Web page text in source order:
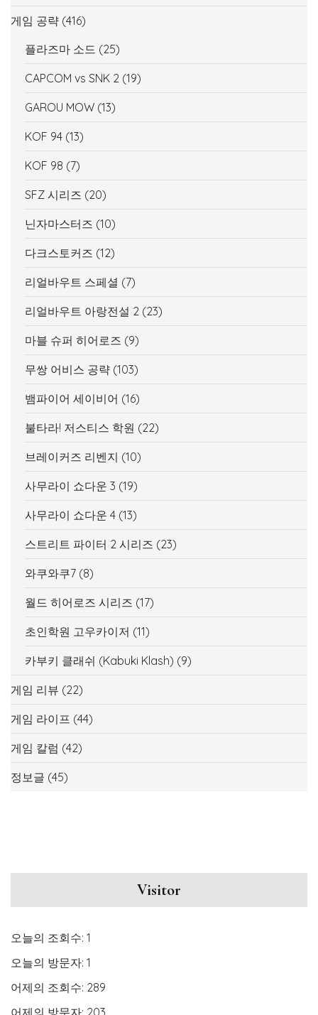
게임 공략 (416)
플라즈마 소드 (25)
CAPCOM vs SNK 2 (19)
GAROU MOW (13)
KOF 94 (13)
KOF 98 (7)
SFZ 시리즈 (20)
닌자마스터즈 (10)
다크스토커즈 (12)
리얼바우트 스페셜 (7)
리얼바우트 아랑전설 2 (23)
마블 슈퍼 히어로즈 (9)
무쌍 어비스 공략 (103)
뱀파이어 세이비어 (16)
불타라! 저스티스 학원 (22)
브레이커즈 리벤지 (10)
사무라이 쇼다운 3 (19)
사무라이 쇼다운 4 (13)
스트리트 파이터 2 시리즈 (23)
와쿠와쿠7 (8)
월드 히어로즈 시리즈 (17)
초인학원 고우카이저 (11)
카부키 클래쉬 (Kabuki Klash) (9)
게임 리뷰 (22)
게임 라이프 (44)
게임 칼럼 (42)
정보글 (45)
Visitor
오늘의 조회수: 1
오늘의 방문자: 1
어제의 조회수: 289